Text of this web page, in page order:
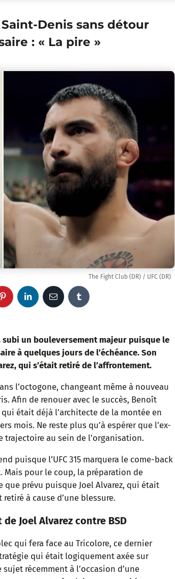
Denis sans détour
: « La pire »
The Fight Club (DR) / UFC (DR)
P
n
r
e
t
n
k
d
E
a m
b
r
un bouleversement majeur puisque le
à quelques jours de l’échéance. Son
qui s’était retiré de l’affrontement.
l’octogone, changeant même à nouveau
Afin de renouer avec le succès, Benoît
était déjà l’architecte de la montée en
mois. Ne reste plus qu’à espérer que l’ex-
au sein de l’organisation.
puisque l’UFC 315 marquera le come-back
Mais pour le coup, la préparation de
que prévu puisque Joel Alvarez, qui était
à cause d’une blessure.
Joel Alvarez contre BSD
qui fera face au Tricolore, ce dernier
qui était logiquement axée sur
récemment à l’occasion d’une